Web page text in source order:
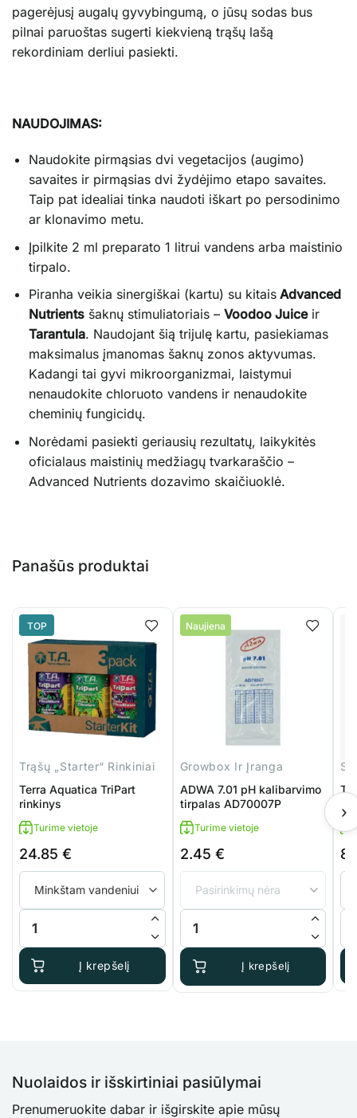
pagerėjusį augalų gyvybingumą, o jūsų sodas bus
pilnai paruoštas sugerti kiekvieną trąšų lašą
rekordiniam derliui pasiekti.
NAUDOJIMAS:
Naudokite pirmąsias dvi vegetacijos (augimo)
savaites ir pirmąsias dvi žydėjimo etapo savaites.
Taip pat idealiai tinka naudoti iškart po persodinimo
ar klonavimo metu.
Įpilkite 2 ml preparato 1 litrui vandens arba maistinio
tirpalo.
Piranha veikia sinergiškai (kartu) su kitaisAdvanced
Nutrientsšaknų stimuliatoriais – Voodoo Juiceir
Tarantula. Naudojant šią trijulę kartu, pasiekiamas
maksimalus įmanomas šaknų zonos aktyvumas.
Kadangi tai gyvi mikroorganizmai, laistymui
nenaudokite chloruoto vandens ir nenaudokite
cheminių fungicidų.
Norėdami pasiekti geriausių rezultatų, laikykitės
oficialaus maistinių medžiagų tvarkaraščio –
Advanced Nutrients dozavimo skaičiuoklė.
Panašūs produktai
TOP
Trąšų „Starter“ Rinkiniai
Terra Aquatica TriPart
rinkinys
Turime vietoje
24.85 €
produkto kiekis: Terra Aquatica TriPart rinkinys
Į krepšelį
Naujiena
Growbox Ir Įranga
ADWA 7.01 pH kalibarvimo
tirpalas AD70007P
Turime vietoje
2.45 €
produkto kiekis: ADWA 7.01 pH
Į krepšelį
›
Nuolaidos ir išskirtiniai pasiūlymai
Prenumeruokite dabar ir išgirskite apie mūsų